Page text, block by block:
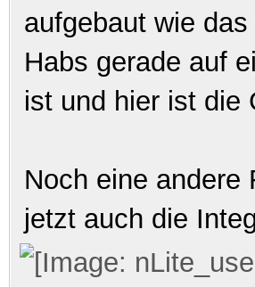
aufgebaut wie
Habs gerade auf
ist und hier ist die
Noch eine
jetzt auch die